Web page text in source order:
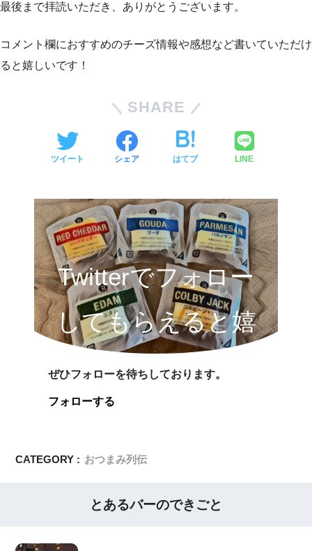
最後まで拝読いただき、ありがとうございます。
コメント欄におすすめのチーズ情報や感想など書いていただけ
ると嬉しいです！
SHARE
ツイート シェア はてブ LINE
Twitterでフォロー
してもらえると嬉
しいです!
ぜひフォローを待ちしております。
フォローする
CATEGORY : おつまみ列伝
とあるバーのできごと